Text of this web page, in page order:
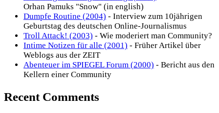
Orhan Pamuks "Snow" (in english)
Dumpfe Routine (2004) - Interview zum 10jährigen
Geburtstag des deutschen Online-Journalismus
Troll Attack! (2003) - Wie moderiert man Community?
Intime Notizen für alle (2001) - Früher Artikel über
Weblogs aus der ZEIT
Abenteuer im SPIEGEL Forum (2000) - Bericht aus den
Kellern einer Community
Recent Comments